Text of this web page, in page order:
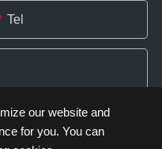
our website and
for you. You can